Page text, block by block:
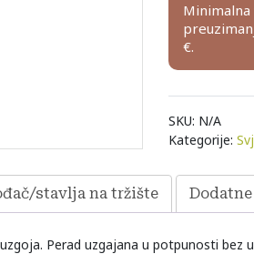
€.
SKU: N/A
Kategorije:
stavlja na tržište
Perad uzgajana u potpunosti